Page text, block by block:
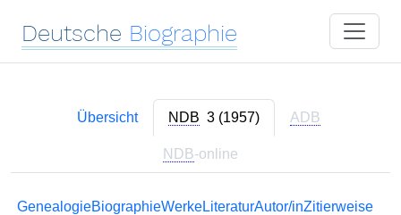
Deutsche Biographie
Übersicht NDB 3 (1957) ADB
NDB-online
GenealogieBiographieWerkeLiteraturAutor/inZitierweise